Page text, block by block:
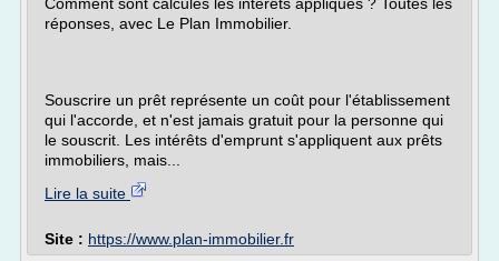
réponses, avec Le Plan Immobilier.
Souscrire un prêt représente un coût pour l'établissement
qui l'accorde, et n'est jamais gratuit pour la personne qui
le souscrit. Les intérêts d'emprunt s'appliquent aux prêts
immobiliers, mais...
Lire la suite
Site : https://www.plan-immobilier.fr